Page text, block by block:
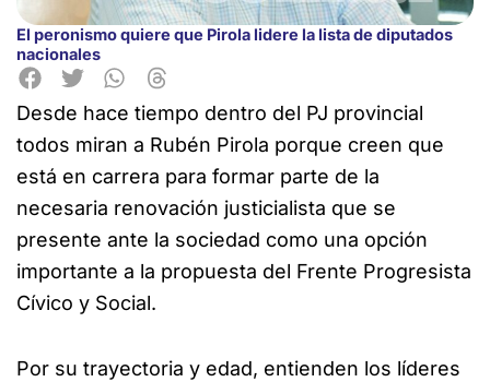
El peronismo quiere que Pirola lidere la lista de diputados
nacionales
Desde hace tiempo dentro del PJ provincial
todos miran a Rubén Pirola porque creen que
está en carrera para formar parte de la
necesaria renovación justicialista que se
presente ante la sociedad como una opción
importante a la propuesta del Frente Progresista
Cívico y Social.
Por su trayectoria y edad, entienden los líderes